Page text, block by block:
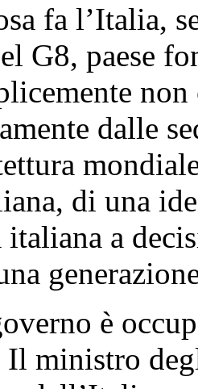
fa l’Italia,
G8, paese
non
dalle
di una
a
è
Il ministro